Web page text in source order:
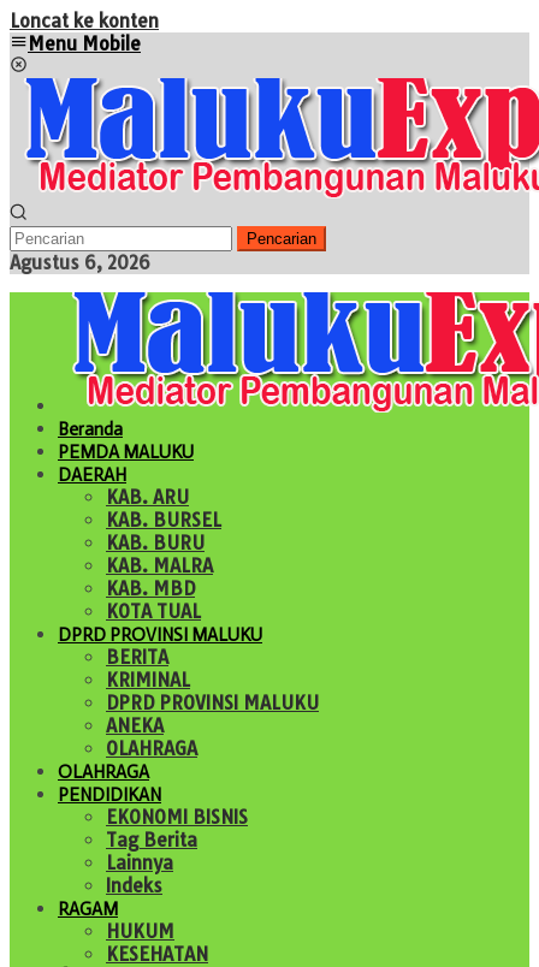
Loncat ke konten
Menu Mobile
Pencarian
Agustus 6, 2026
Beranda
PEMDA MALUKU
DAERAH
KAB. ARU
KAB. BURSEL
KAB. BURU
KAB. MALRA
KAB. MBD
KOTA TUAL
DPRD PROVINSI MALUKU
BERITA
KRIMINAL
DPRD PROVINSI MALUKU
ANEKA
OLAHRAGA
OLAHRAGA
PENDIDIKAN
EKONOMI BISNIS
Tag Berita
Lainnya
Indeks
RAGAM
HUKUM
KESEHATAN